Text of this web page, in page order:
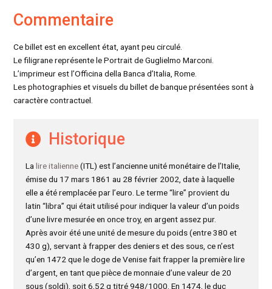
Commentaire
Ce billet est en excellent état, ayant peu circulé.
Le filigrane représente le Portrait de Guglielmo Marconi.
L’imprimeur est l’Officina della Banca d’Italia, Rome.
Les photographies et visuels du billet de banque présentées sont à
caractère contractuel.
Historique
Lalire italienne(ITL) est l’ancienne unité monétaire de l’Italie,
émise du 17 mars 1861 au 28 février 2002, date à laquelle
elle a été remplacée par l’euro. Le terme “lire” provient du
latin “libra” qui était utilisé pour indiquer la valeur d’un poids
d’une livre mesurée en once troy, en argent assez pur.
Après avoir été une unité de mesure du poids (entre 380 et
430 g), servant à frapper des deniers et des sous, ce n’est
qu’en 1472 que le doge de Venise fait frapper la première lire
d’argent, en tant que pièce de monnaie d’une valeur de 20
sous (soldi), soit 6,52 g titré 948/1000. En 1474, le duc